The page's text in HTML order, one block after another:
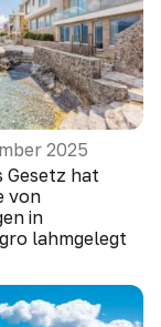
2025
Gesetz hat
von
in
lahmgelegt